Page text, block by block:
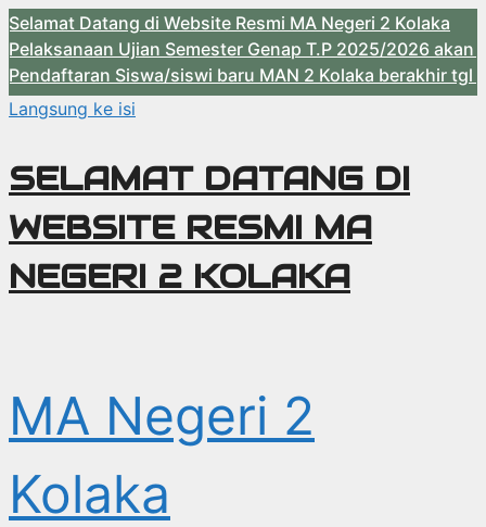
Datang di Website Resmi MA Negeri 2 Kolaka
Ujian Semester Genap T.P 2025/2026 akan
Siswa/siswi baru MAN 2 Kolaka berakhir tgl 23 Mei
Langsung ke isi
SELAMAT DATANG DI
WEBSITE RESMI MA
NEGERI 2 KOLAKA
MA Negeri 2
Kolaka